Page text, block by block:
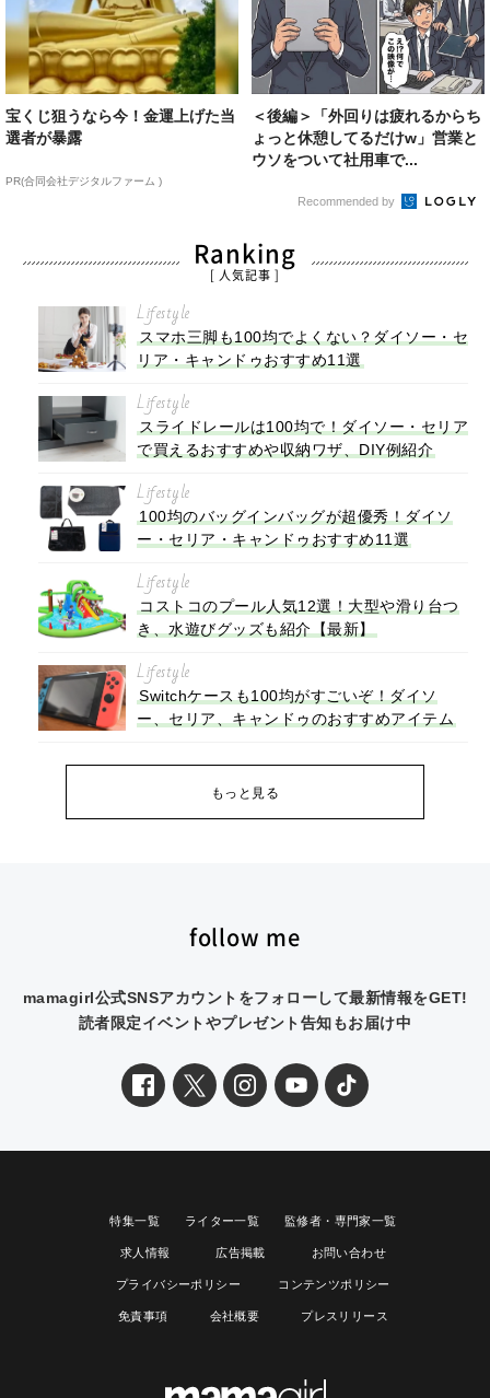
宝くじ狙うなら今！金運上げた当
選者が暴露
PR(合同会社デジタルファーム )
＜後編＞「外回りは疲れるからち
ょっと休憩してるだけw」営業と
ウソをついて社用車で...
Recommended by
Ranking
[ 人気記事 ]
Lifestyle
スマホ三脚も100均でよくない？ダイソー・セ
リア・キャンドゥおすすめ11選
Lifestyle
スライドレールは100均で！ダイソー・セリア
で買えるおすすめや収納ワザ、DIY例紹介
Lifestyle
100均のバッグインバッグが超優秀！ダイソ
ー・セリア・キャンドゥおすすめ11選
Lifestyle
コストコのプール人気12選！大型や滑り台つ
き、水遊びグッズも紹介【最新】
Lifestyle
Switchケースも100均がすごいぞ！ダイソ
ー、セリア、キャンドゥのおすすめアイテム
もっと見る
follow me
mamagirl公式SNSアカウントをフォローして最新情報をGET!
読者限定イベントやプレゼント告知もお届け中
特集一覧 ライター一覧 監修者・専門家一覧
求人情報 広告掲載 お問い合わせ
プライバシーポリシー コンテンツポリシー
免責事項 会社概要 プレスリリース